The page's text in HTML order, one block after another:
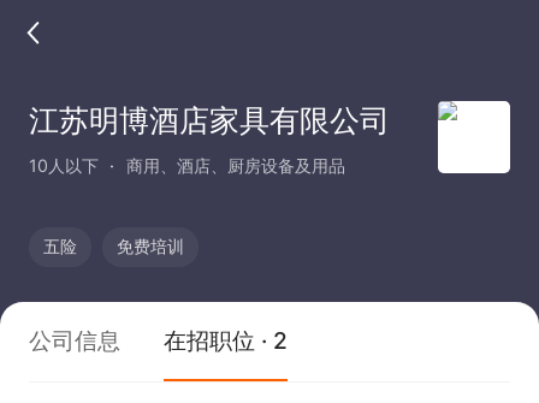
江苏明博酒店家具有限公司
10人以下 商用、酒店、厨房设备及用品
五险 免费培训
公司信息 在招职位 · 2